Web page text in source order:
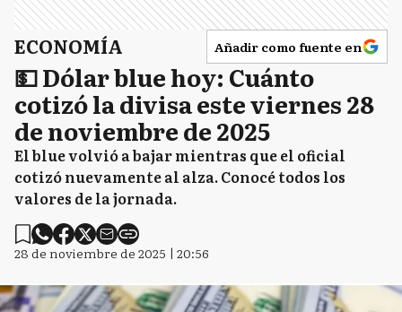
ECONOMÍA Añadir como fuente en
💵 Dólar blue hoy: Cuánto
cotizó la divisa este viernes 28
de noviembre de 2025
El blue volvió a bajar mientras que el oficial
cotizó nuevamente al alza. Conocé todos los
valores de la jornada.
28 de noviembre de 2025 | 20:56